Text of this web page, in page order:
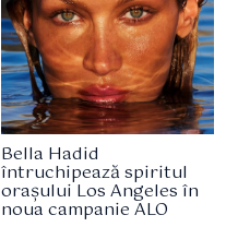
Bella Hadid
întruchipează spiritul
orașului Los Angeles în
noua campanie ALO